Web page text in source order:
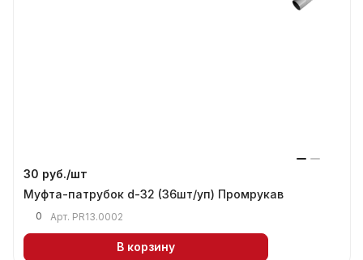
30 руб./шт
Муфта-патрубок d-32 (36шт/уп) Промрукав
0 Арт. PR13.0002
В корзину